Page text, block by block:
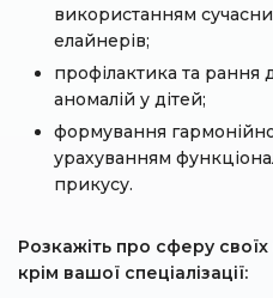
використанням
елайнерів;
профілактика та рання
аномалій у дітей;
формування
урахуванням
прикусу.
Розкажіть про сферу
крім вашої спеціалізації: